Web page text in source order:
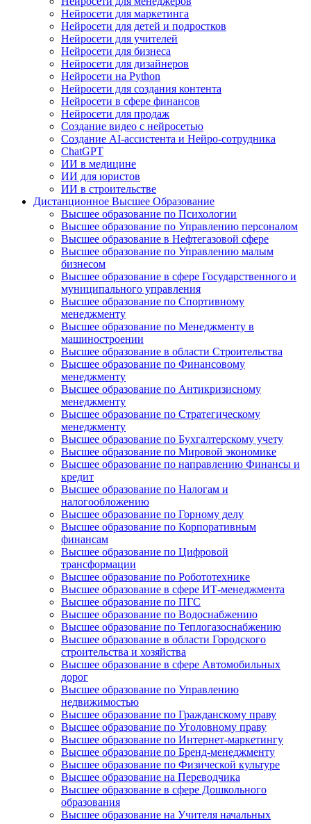
Нейросети для маркетинга
Нейросети для детей и подростков
Нейросети для учителей
Нейросети для бизнеса
Нейросети для дизайнеров
Нейросети на Python
Нейросети для создания контента
Нейросети в сфере финансов
Нейросети для продаж
Создание видео с нейросетью
Создание AI-ассистента и Нейро-сотрудника
ChatGPT
ИИ в медицине
ИИ для юристов
ИИ в строительстве
Дистанционное Высшее Образование
Высшее образование по Психологии
Высшее образование по Управлению персоналом
Высшее образование в Нефтегазовой сфере
Высшее образование по Управлению малым
бизнесом
Высшее образование в сфере Государственного и
муниципального управления
Высшее образование по Спортивному
менеджменту
Высшее образование по Менеджменту в
машиностроении
Высшее образование в области Строительства
Высшее образование по Финансовому
менеджменту
Высшее образование по Антикризисному
менеджменту
Высшее образование по Стратегическому
менеджменту
Высшее образование по Бухгалтерскому учету
Высшее образование по Мировой экономике
Высшее образование по направлению Финансы и
кредит
Высшее образование по Налогам и
налогообложению
Высшее образование по Горному делу
Высшее образование по Корпоративным
финансам
Высшее образование по Цифровой
трансформации
Высшее образование по Робототехнике
Высшее образование в сфере ИТ-менеджмента
Высшее образование по ПГС
Высшее образование по Водоснабжению
Высшее образование по Теплогазоснабжению
Высшее образование в области Городского
строительства и хозяйства
Высшее образование в сфере Автомобильных
дорог
Высшее образование по Управлению
недвижимостью
Высшее образование по Гражданскому праву
Высшее образование по Уголовному праву
Высшее образование по Интернет-маркетингу
Высшее образование по Бренд-менеджменту
Высшее образование по Физической культуре
Высшее образование на Переводчика
Высшее образование в сфере Дошкольного
образования
Высшее образование на Учителя начальных